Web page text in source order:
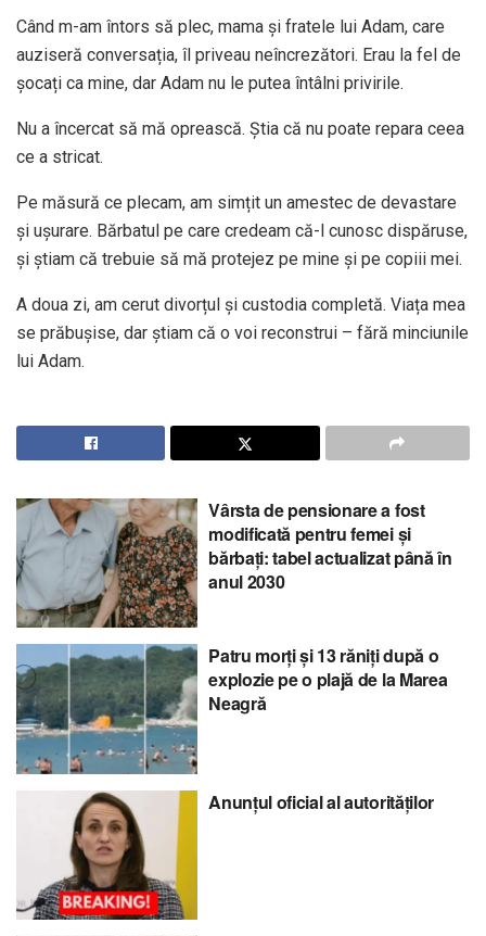
Când m-am întors să plec, mama și fratele lui Adam, care
auziseră conversația, îl priveau neîncrezători. Erau la fel de
șocați ca mine, dar Adam nu le putea întâlni privirile.
Nu a încercat să mă oprească. Știa că nu poate repara ceea
ce a stricat.
Pe măsură ce plecam, am simțit un amestec de devastare
și ușurare. Bărbatul pe care credeam că-l cunosc dispăruse,
și știam că trebuie să mă protejez pe mine și pe copiii mei.
A doua zi, am cerut divorțul și custodia completă. Viața mea
se prăbușise, dar știam că o voi reconstrui – fără minciunile
lui Adam.
Vârsta de pensionare a fost
modificată pentru femei și
bărbați: tabel actualizat până în
anul 2030
Patru morți și 13 răniți după o
explozie pe o plajă de la Marea
Neagră
Anunțul oficial al autorităților